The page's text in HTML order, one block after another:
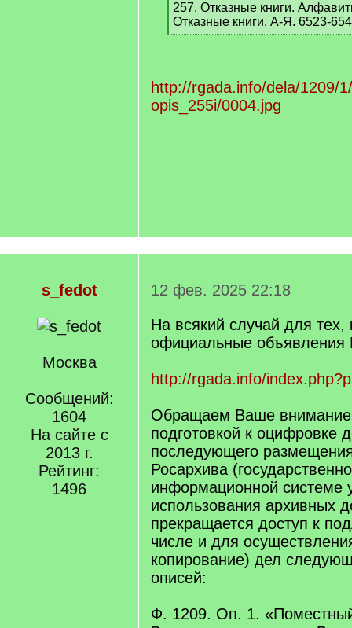
257. Отказные книги.
Отказные книги. А-Я. 6523-
[
http://rgada.info/dela/1209/
opis_255i/0004.jpg
s_fedot
Москва
Сообщений:
1604
На сайте с
2013 г.
Рейтинг:
1496
12 фев. 2025 22:18
На всякий случай для тех,
официальные
http://rgada.info/
Обращаем Ваше
подготовкой к оцифровке
последующего
Росархива
информационной системе
использования архивных
прекращается доступ к
числе и для
копирование) дел
описей:
Ф. 1209. Оп. 1.